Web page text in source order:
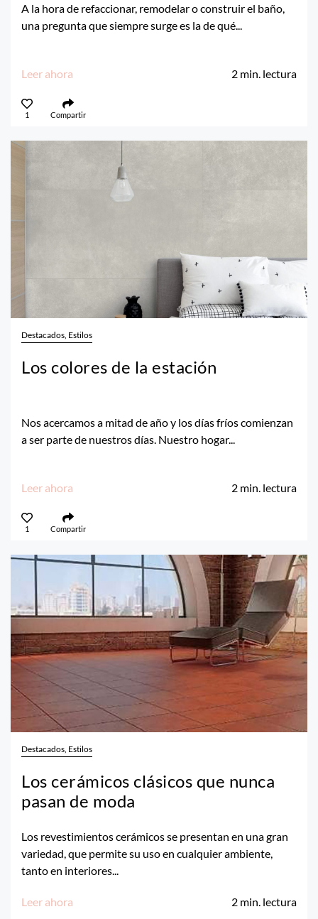
A la hora de refaccionar, remodelar o construir el baño,
una pregunta que siempre surge es la de qué...
Leer ahora 2 min. lectura
1 Compartir
Destacados, Estilos
Los colores de la estación
Nos acercamos a mitad de año y los días fríos comienzan
a ser parte de nuestros días. Nuestro hogar...
Leer ahora 2 min. lectura
1 Compartir
Destacados, Estilos
Los cerámicos clásicos que nunca
pasan de moda
Los revestimientos cerámicos se presentan en una gran
variedad, que permite su uso en cualquier ambiente,
tanto en interiores...
Leer ahora 2 min. lectura